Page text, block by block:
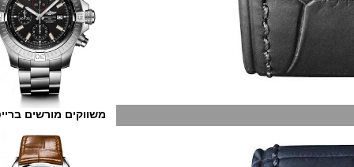
משווקים מורשים ברייטלינג